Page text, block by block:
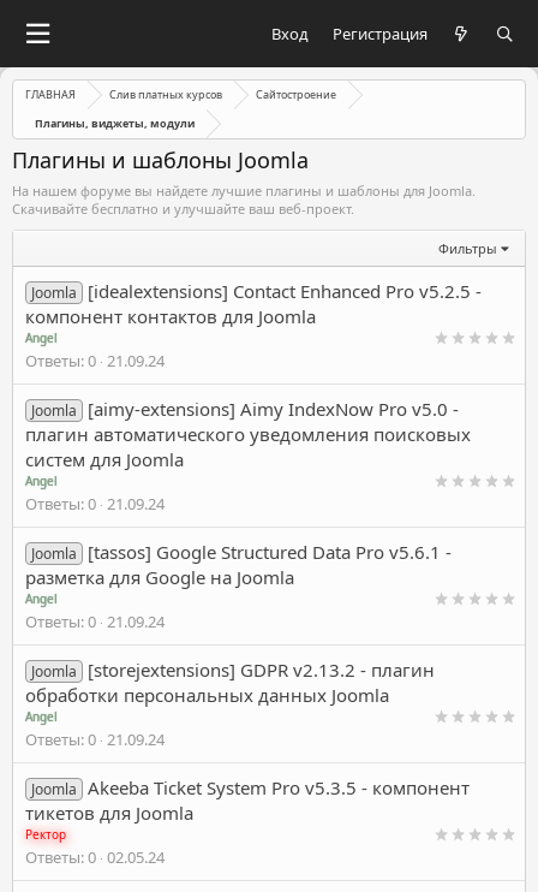
Вход Регистрация
ГЛАВНАЯ Слив платных курсов
Сайтостроение
Плагины, виджеты, модули
Плагины и шаблоны Joomla
На нашем форуме вы найдете лучшие плагины и шаблоны для Joomla.
Скачивайте бесплатно и улучшайте ваш веб-проект.
Фильтры
Joomla
[idealextensions] Contact Enhanced Pro v5.2.5 -
компонент контактов для Joomla
Angel
Ответы 0 21.09.24
Joomla
[aimy-extensions] Aimy IndexNow Pro v5.0 -
плагин автоматического уведомления поисковых
систем для Joomla
Angel
Ответы 0 21.09.24
Joomla
[tassos] Google Structured Data Pro v5.6.1 -
разметка для Google на Joomla
Angel
Ответы 0 21.09.24
Joomla
[storejextensions] GDPR v2.13.2 - плагин
обработки персональных данных Joomla
Angel
Ответы 0 21.09.24
Joomla
Akeeba Ticket System Pro v5.3.5 - компонент
тикетов для Joomla
Ректор
Ответы 0 02.05.24